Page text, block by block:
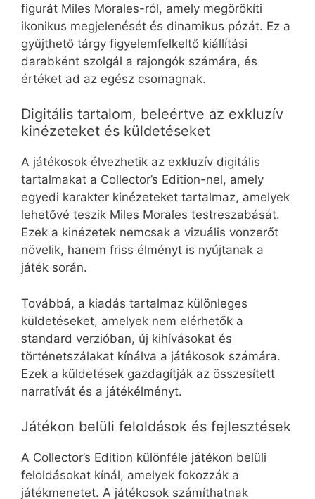
figurát Miles Morales-ról, amely megörökíti
ikonikus megjelenését és dinamikus pózát. Ez a
gyűjthető tárgy figyelemfelkeltő kiállítási
darabként szolgál a rajongók számára, és
értéket ad az egész csomagnak.
Digitális tartalom, beleértve az exkluzív
kinézeteket és küldetéseket
A játékosok élvezhetik az exkluzív digitális
tartalmakat a Collector’s Edition-nel, amely
egyedi karakter kinézeteket tartalmaz, amelyek
lehetővé teszik Miles Morales testreszabását.
Ezek a kinézetek nemcsak a vizuális vonzerőt
növelik, hanem friss élményt is nyújtanak a
játék során.
Továbbá, a kiadás tartalmaz különleges
küldetéseket, amelyek nem elérhetők a
standard verzióban, új kihívásokat és
történetszálakat kínálva a játékosok számára.
Ezek a küldetések gazdagítják az összesített
narratívát és a játékélményt.
Játékon belüli feloldások és fejlesztések
A Collector’s Edition különféle játékon belüli
feloldásokat kínál, amelyek fokozzák a
játékmenetet. A játékosok számíthatnak